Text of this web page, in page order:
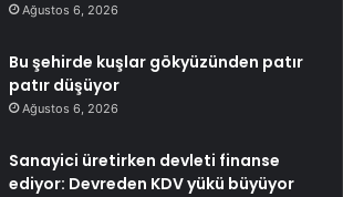
Ağustos 6, 2026
Bu şehirde kuşlar gökyüzünden patır
patır düşüyor
Ağustos 6, 2026
Sanayici üretirken devleti finanse
ediyor: Devreden KDV yükü büyüyor